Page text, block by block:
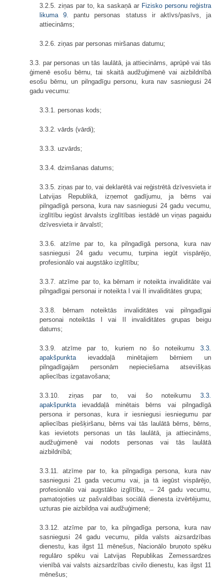
3.2.5. ziņas par to, ka saskaņā ar Fizisko personu reģistra
likuma
9.
pantu personas statuss ir aktīvs/pasīvs, ja
attiecināms;
3.2.6. ziņas par personas miršanas datumu;
3.3. par personas un tās laulātā, ja attiecināms, aprūpē vai tās
ģimenē esošu bērnu, tai skaitā audžuģimenē vai aizbildnībā
esošu bērnu, un pilngadīgu personu, kura nav sasniegusi 24
gadu vecumu:
3.3.1. personas kods;
3.3.2. vārds (vārdi);
3.3.3. uzvārds;
3.3.4. dzimšanas datums;
3.3.5. ziņas par to, vai deklarētā vai reģistrētā dzīvesvieta ir
Latvijas Republikā, izņemot gadījumu, ja bērns vai
pilngadīgā persona, kura nav sasniegusi 24 gadu vecumu,
izglītību iegūst ārvalsts izglītības iestādē un viņas pagaidu
dzīvesvieta ir ārvalstī;
3.3.6. atzīme par to, ka pilngadīgā persona, kura nav
sasniegusi 24 gadu vecumu, turpina iegūt vispārējo,
profesionālo vai augstāko izglītību;
3.3.7. atzīme par to, ka bērnam ir noteikta invaliditāte vai
pilngadīgai personai ir noteikta I vai II invaliditātes grupa;
3.3.8. bērnam noteiktās invaliditātes vai pilngadīgai
personai noteiktās I vai II invaliditātes grupas beigu
datums;
3.3.9. atzīme par to, kuriem no šo noteikumu 3.3.
apakšpunkta ievaddaļā minētajiem bērniem un
pilngadīgajām personām nepieciešama atsevišķas
apliecības izgatavošana;
3.3.10. ziņas par to, vai šo noteikumu 3.3.
apakšpunkta ievaddaļā minētais bērns vai pilngadīgā
persona ir personas, kura ir iesniegusi iesniegumu par
apliecības piešķiršanu, bērns vai tās laulātā bērns, bērns,
kas ievietots personas un tās laulātā, ja attiecināms,
audžuģimenē vai nodots personas vai tās laulātā
aizbildnībā;
3.3.11. atzīme par to, ka pilngadīga persona, kura nav
sasniegusi 21 gada vecumu vai, ja tā iegūst vispārējo,
profesionālo vai augstāko izglītību, – 24 gadu vecumu,
pamatojoties uz pašvaldības sociālā dienesta izvērtējumu,
uzturas pie aizbildņa vai audžuģimenē;
3.3.12. atzīme par to, ka pilngadīga persona, kura nav
sasniegusi 24 gadu vecumu, pilda valsts aizsardzības
dienestu, kas ilgst 11 mēnešus, Nacionālo bruņoto spēku
regulāro spēku vai Latvijas Republikas Zemessardzes
vienībā vai valsts aizsardzības civilo dienestu, kas ilgst 11
mēnešus;